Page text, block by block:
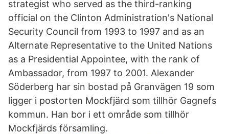
strategist who served as the third-ranking
official on the Clinton Administration's National
Security Council from 1993 to 1997 and as an
Alternate Representative to the United Nations
as a Presidential Appointee, with the rank of
Ambassador, from 1997 to 2001. Alexander
Söderberg har sin bostad på Granvägen 19 som
ligger i postorten Mockfjärd som tillhör Gagnefs
kommun. Han bor i ett område som tillhör
Mockfjärds församling.